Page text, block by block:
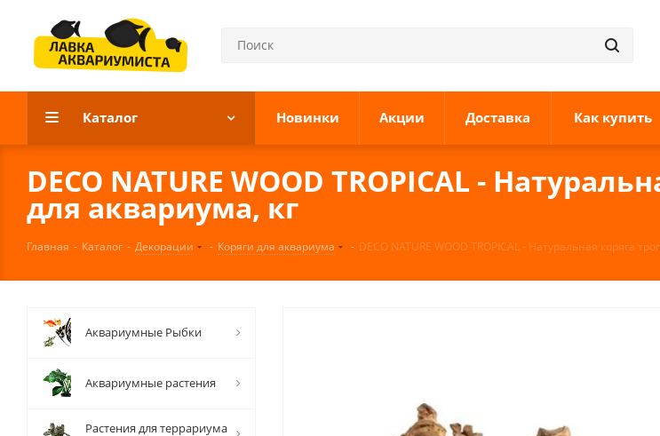
Каталог Новинки Акции Доставка Как купить
DECO NATURE WOOD TROPICAL -
для аквариума, кг
Главная - Каталог - Декорации - Коряги для аквариума - DECO NATURE WOOD TROPICAL - Натуральная коряга
Аквариумные Рыбки
Аквариумные растения
Растения для террариума